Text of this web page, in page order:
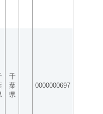
千
葉
県
0000000697